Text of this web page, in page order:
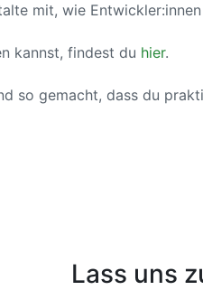
mit, wie
kannst, findest du hier.
so gemacht, dass du
Lass uns